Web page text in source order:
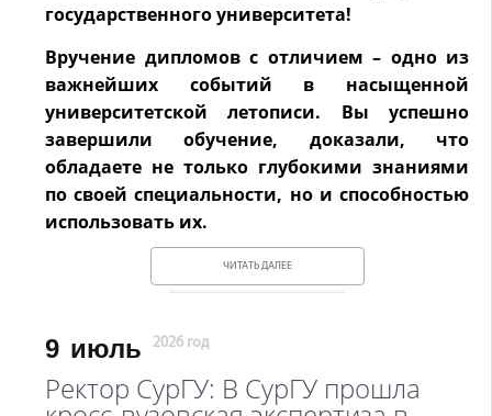
государственного университета!
Вручение дипломов с отличием – одно из
важнейших событий в насыщенной
университетской летописи. Вы успешно
завершили обучение, доказали, что
обладаете не только глубокими знаниями
по своей специальности, но и способностью
использовать их.
ЧИТАТЬ ДАЛЕЕ
9 июль 2026 год
Ректор СурГУ: В СурГУ прошла